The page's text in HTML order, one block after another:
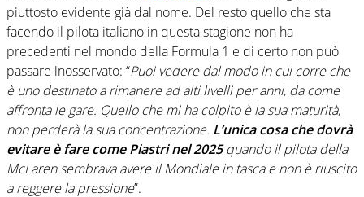
piuttosto evidente già dal nome. Del resto quello che sta
facendo il pilota italiano in questa stagione non ha
precedenti nel mondo della Formula 1 e di certo non può
passare inosservato: “Puoi vedere dal modo in cui corre che
è uno destinato a rimanere ad alti livelli per anni, da come
affronta le gare. Quello che mi ha colpito è la sua maturità,
non perderà la sua concentrazione. L’unica cosa che dovrà
evitare è fare come Piastri nel 2025quando il pilota della
McLaren sembrava avere il Mondiale in tasca e non è riuscito
a reggere la pressione”.